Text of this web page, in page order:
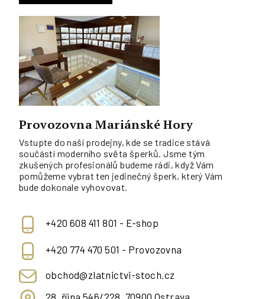
Provozovna Mariánské Hory
Vstupte do naší prodejny, kde se tradice stává
součástí moderního světa šperků. Jsme tým
zkušených profesionálů budeme rádi, když Vám
pomůžeme vybrat ten jedinečný šperk, který Vám
bude dokonale vyhovovat.
+420 608 411 801 - E-shop
+420 774 470 501 - Provozovna
obchod@zlatnictvi-stoch.cz